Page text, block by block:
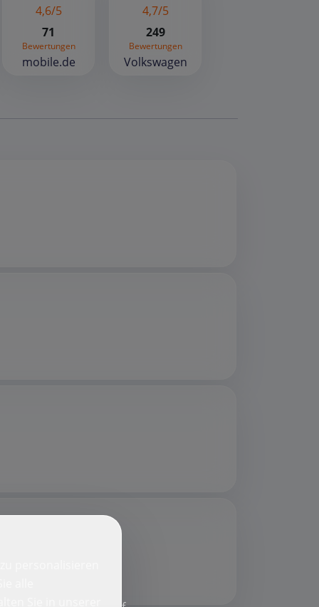
4,6/5
71
Bewertungen
mobile.de
4,7/5
249
Bewertungen
Volkswagen